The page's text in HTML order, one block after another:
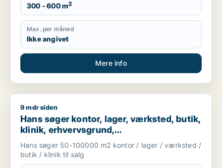
300 - 600 m2
Max. per måned
Ikke angivet
Mere info
Hans søger kontor, lager, værksted, butik, klinik,
9 mdr siden
Hans søger kontor, lager, værksted, butik,
klinik, erhvervsgrund,
boligudlejningsejendom, hotel,
produktionslokaler eller garage til salg i
Region Sjælland
Hans søger 50-100000 m2 kontor / lager / værksted /
butik / klinik til salg